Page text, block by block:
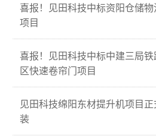
喜报！见田科技中标资阳仓储
项目
喜报！见田科技中标中建三局
区快速卷帘门项目
见田科技绵阳东材提升机项目
装